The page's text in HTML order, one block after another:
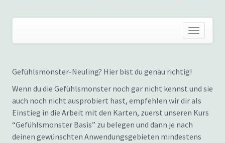
Gefühlsmonster-Neuling? Hier bist du genau richtig!
Wenn du die Gefühlsmonster noch gar nicht kennst und sie
auch noch nicht ausprobiert hast, empfehlen wir dir als
Einstieg in die Arbeit mit den Karten, zuerst unseren Kurs
“Gefühlsmonster Basis” zu belegen und dann je nach
deinen gewünschten Anwendungsgebieten mindestens